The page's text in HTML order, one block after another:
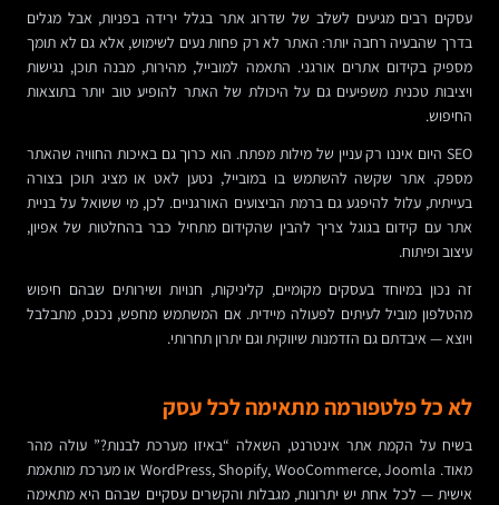
עסקים רבים מגיעים לשלב של שדרוג אתר בגלל ירידה בפניות, אבל מגלים
בדרך שהבעיה רחבה יותר: האתר לא רק פחות נעים לשימוש, אלא גם לא תומך
מספיק בקידום אתרים אורגני. התאמה למובייל, מהירות, מבנה תוכן, נגישות
ויציבות טכנית משפיעים גם על היכולת של האתר להופיע טוב יותר בתוצאות
החיפוש.
SEO היום איננו רק עניין של מילות מפתח. הוא כרוך גם באיכות החוויה שהאתר
מספק. אתר שקשה להשתמש בו במובייל, נטען לאט או מציג תוכן בצורה
בעייתית, עלול להיפגע גם ברמת הביצועים האורגניים. לכן, מי ששואל על בניית
אתר עם קידום בגוגל צריך להבין שהקידום מתחיל כבר בהחלטות של אפיון,
עיצוב ופיתוח.
זה נכון במיוחד בעסקים מקומיים, קליניקות, חנויות ושירותים שבהם חיפוש
מהטלפון מוביל לעיתים לפעולה מיידית. אם המשתמש מחפש, נכנס, מתבלבל
ויוצא — איבדתם גם הזדמנות שיווקית וגם יתרון תחרותי.
לא כל פלטפורמה מתאימה לכל עסק
בשיח על הקמת אתר אינטרנט, השאלה “באיזו מערכת לבנות?” עולה מהר
מאוד. WordPress, Shopify, WooCommerce, Joomla או מערכת מותאמת
אישית — לכל אחת יש יתרונות, מגבלות והקשרים עסקיים שבהם היא מתאימה